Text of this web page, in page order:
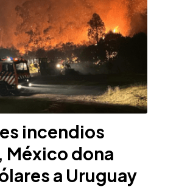
incendios
dona
a Uruguay